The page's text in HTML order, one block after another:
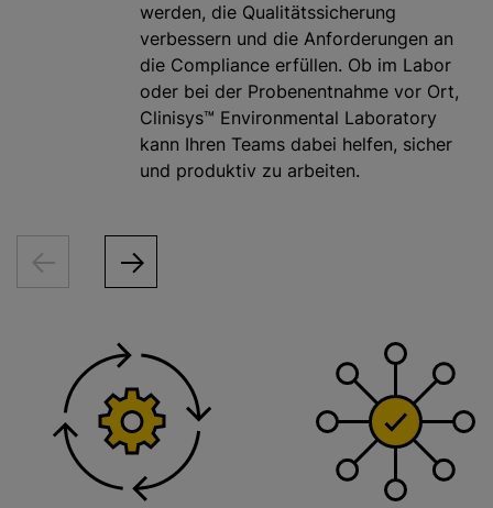
werden, die Qualitätssicherung
verbessern und die Anforderungen an
die Compliance erfüllen. Ob im Labor
oder bei der Probenentnahme vor Ort,
Clinisys™ Environmental Laboratory
kann Ihren Teams dabei helfen, sicher
und produktiv zu arbeiten.